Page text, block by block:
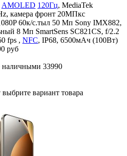
AMOLED 120Гц, MediaTek
камера фронт 20MПкс
60к/c.тыл 50 Мп Sony IMX882,
8 Мп SmartSens SC821CS, f/2.2
fps , NFC, IP68, 6500мАч (100Вт)
руб
наличными 33990
вариант товара